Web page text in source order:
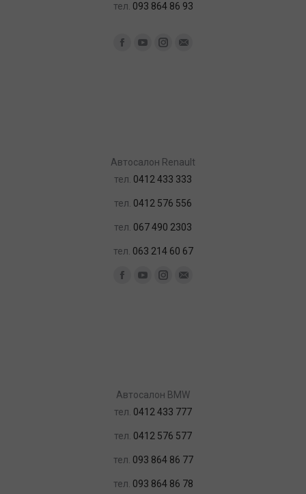
тел. 093 864 86 93
Facebook
YouTubeInstagram
Автосалон Renault
тел. 0412 433 333
тел. 0412 576 556
тел. 067 490 2303
тел. 063 214 60 67
Facebook
YouTubeInstagram
Автосалон BMW
тел. 0412 433 777
тел. 0412 576 577
тел. 093 864 86 77
тел. 093 864 86 78